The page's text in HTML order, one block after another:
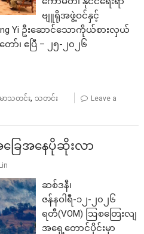
ဗျူရိုအဖွဲ့ဝင်နှင့်
Yi ဦးဆောင်သောကိုယ်စားလှယ်
၊ ဧပြီ – ၂၅-၂၀၂၆
မာသတင်း, သတင်း
Leave a
ြေအနေပိုဆိုးလာ
ဆစ်ဒနီ၊
ဇန်နဝါရီ-၁၂-၂၀၂၆
ရတီ(VOM) ဩစတြေးလျ
အရှေ့တောင်ပိုင်းမှာ